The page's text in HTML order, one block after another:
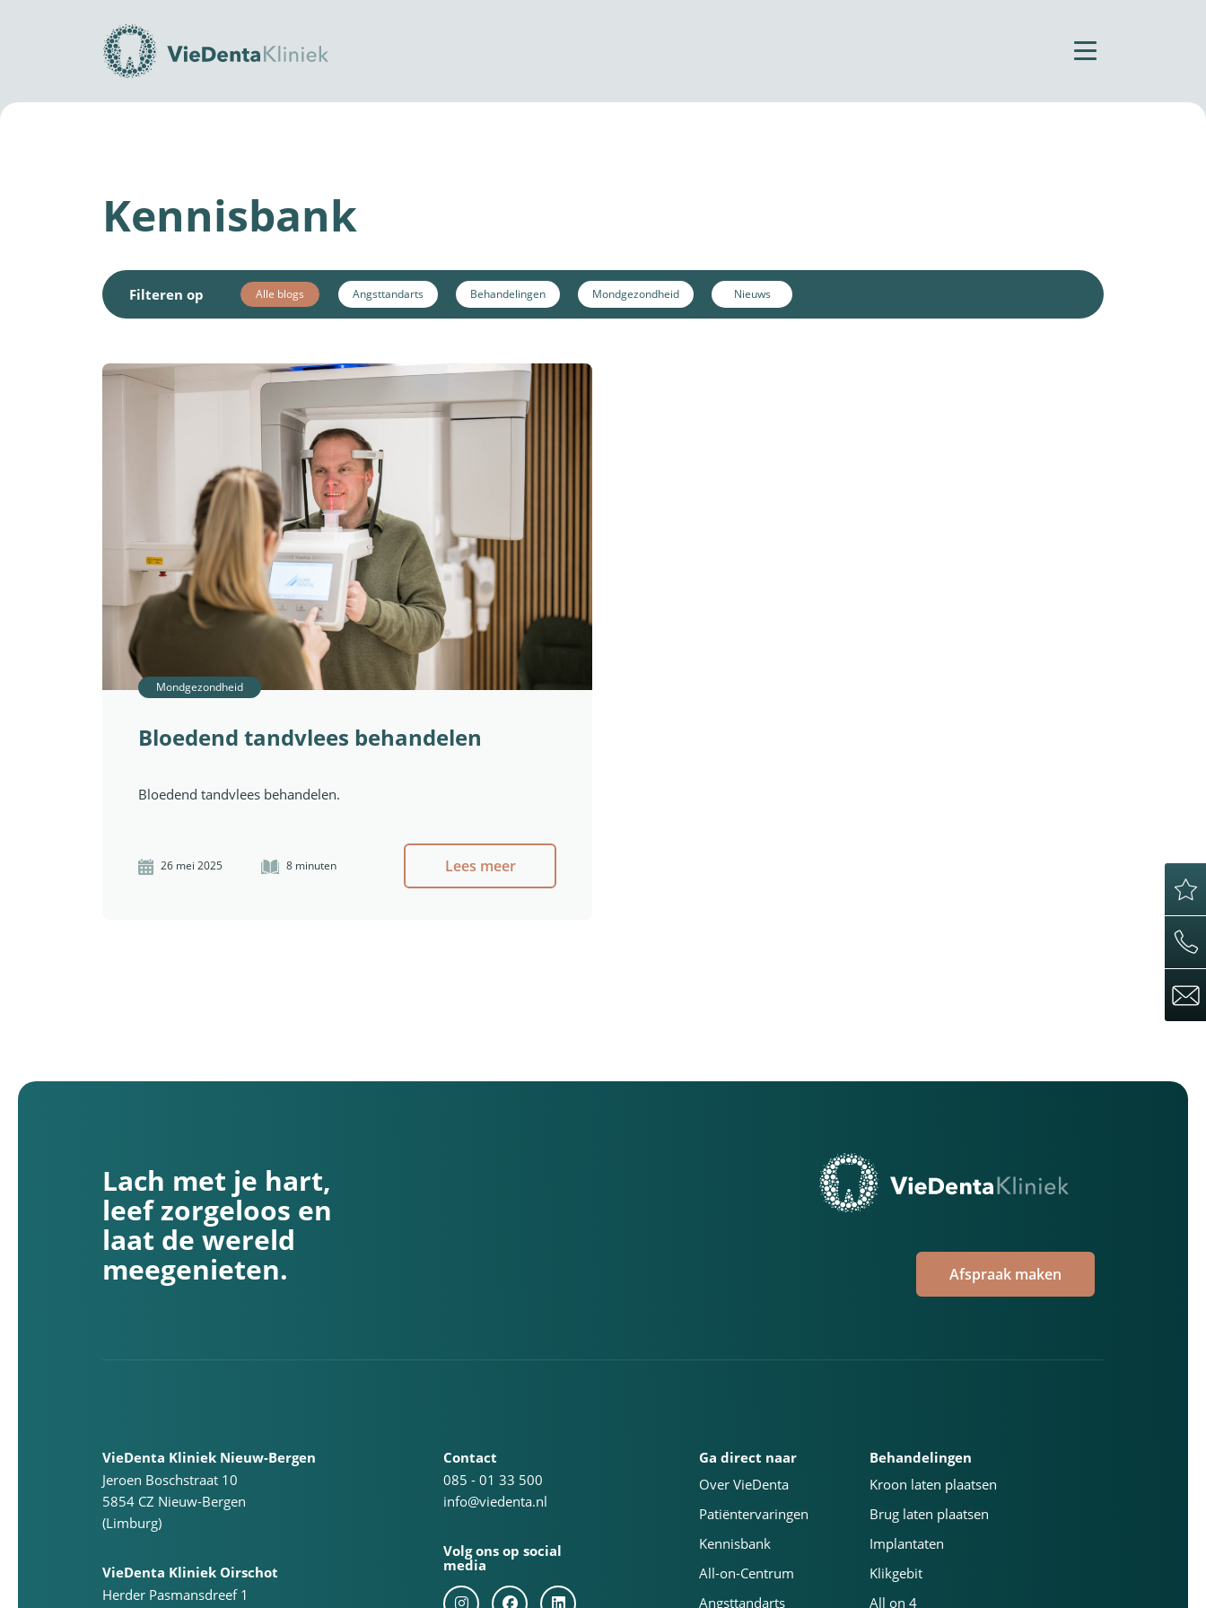
Home
Kennisbank
Filteren op Alle blogs Angsttandarts Behandelingen Mondgezondheid Nieuws
Mondgezondheid
Bloedend tandvlees behandelen
Bloedend tandvlees behandelen.
26 mei 2025 8 minuten Lees meer
Lach met je hart,
leef zorgeloos en
laat de wereld
meegenieten.
Afspraak maken
VieDenta Kliniek Nieuw-Bergen
Jeroen Boschstraat 10
5854 CZ Nieuw-Bergen
(Limburg)
VieDenta Kliniek Oirschot
Herder Pasmansdreef 1
Contact
085 - 01 33 500
info@viedenta.nl
Volg ons op social
media
Ga direct naar
Over VieDenta
Patiëntervaringen
Kennisbank
All-on-Centrum
Angsttandarts
Behandelingen
Kroon laten plaatsen
Brug laten plaatsen
Implantaten
Klikgebit
All on 4